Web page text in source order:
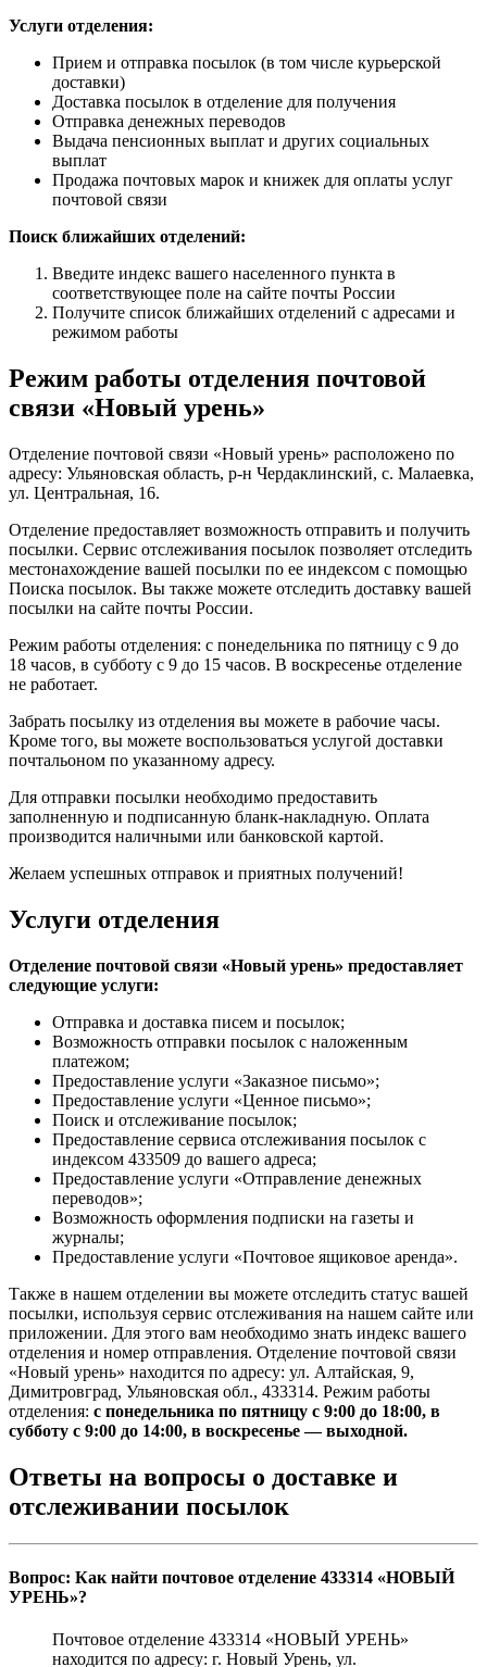
Услуги отделения:
Прием и отправка посылок (в том числе курьерской
доставки)
Доставка посылок в отделение для получения
Отправка денежных переводов
Выдача пенсионных выплат и других социальных
выплат
Продажа почтовых марок и книжек для оплаты услуг
почтовой связи
Поиск ближайших отделений:
Введите индекс вашего населенного пункта в
соответствующее поле на сайте почты России
Получите список ближайших отделений с адресами и
режимом работы
Режим работы отделения почтовой
связи «Новый урень»
Отделение почтовой связи «Новый урень» расположено по
адресу: Ульяновская область, р-н Чердаклинский, с. Малаевка,
ул. Центральная, 16.
Отделение предоставляет возможность отправить и получить
посылки. Сервис отслеживания посылок позволяет отследить
местонахождение вашей посылки по ее индексом с помощью
Поиска посылок. Вы также можете отследить доставку вашей
посылки на сайте почты России.
Режим работы отделения: с понедельника по пятницу с 9 до
18 часов, в субботу с 9 до 15 часов. В воскресенье отделение
не работает.
Забрать посылку из отделения вы можете в рабочие часы.
Кроме того, вы можете воспользоваться услугой доставки
почтальоном по указанному адресу.
Для отправки посылки необходимо предоставить
заполненную и подписанную бланк-накладную. Оплата
производится наличными или банковской картой.
Желаем успешных отправок и приятных получений!
Услуги отделения
Отделение почтовой связи «Новый урень» предоставляет
следующие услуги:
Отправка и доставка писем и посылок;
Возможность отправки посылок с наложенным
платежом;
Предоставление услуги «Заказное письмо»;
Предоставление услуги «Ценное письмо»;
Поиск и отслеживание посылок;
Предоставление сервиса отслеживания посылок с
индексом 433509 до вашего адреса;
Предоставление услуги «Отправление денежных
переводов»;
Возможность оформления подписки на газеты и
журналы;
Предоставление услуги «Почтовое ящиковое аренда».
Также в нашем отделении вы можете отследить статус вашей
посылки, используя сервис отслеживания на нашем сайте или
приложении. Для этого вам необходимо знать индекс вашего
отделения и номер отправления. Отделение почтовой связи
«Новый урень» находится по адресу: ул. Алтайская, 9,
Димитровград, Ульяновская обл., 433314. Режим работы
отделения: с понедельника по пятницу с 9:00 до 18:00, в
субботу с 9:00 до 14:00, в воскресенье — выходной.
Ответы на вопросы о доставке и
отслеживании посылок
Вопрос: Как найти почтовое отделение 433314 «НОВЫЙ
УРЕНЬ»?
Почтовое отделение 433314 «НОВЫЙ УРЕНЬ»
находится по адресу: г. Новый Урень, ул.